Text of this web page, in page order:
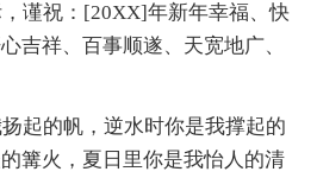
谨祝：[20XX]年新年幸福、快
吉祥、百事顺遂、天宽地广、
起的帆，逆水时你是我撑起的
篝火，夏日里你是我怡人的清